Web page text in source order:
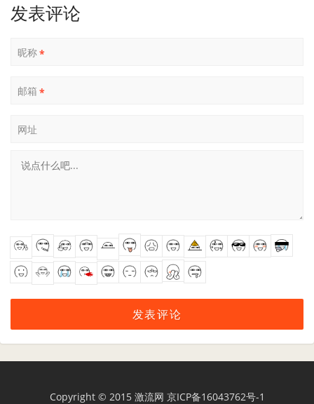
发表评论
昵称*
邮箱 *
网址
Copyright © 2015 激流网 京ICP备16043762号-1